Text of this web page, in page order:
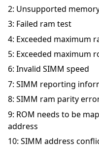
2: Unsupported
3: Failed ram test
4: Exceeded maximum
5: Exceeded maximum
6: Invalid SIMM speed
7: SIMM reporting
8: SIMM ram parity
9: ROM needs to be
address
10: SIMM address